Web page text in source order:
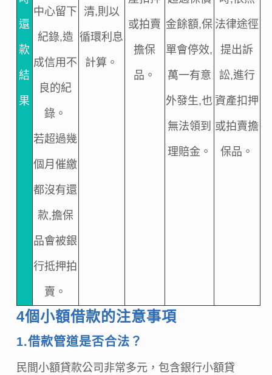
還
款
結
果
中心留下
紀錄,造
成信用不
良的紀
錄。
若超過幾
個月催繳
都沒有還
款,擔保
品會被銀
行抵押拍
賣。
清,則以
循環利息
計算。
或拍賣
擔保
品。
金餘額,保
單會停效,
萬一有意
外發生,也
無法領到
理賠金。
法律途徑
提出訴
訟,進行
資產扣押
或拍賣擔
保品。
4個小額借款的注意事項
1.借款管道是否合法？
民間小額貸款公司非常多元，包含銀行小額貸